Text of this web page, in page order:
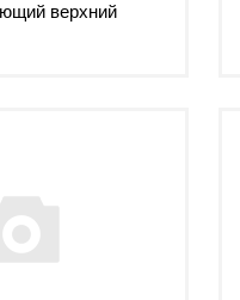
верхний